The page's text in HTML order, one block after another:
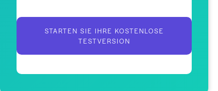
STARTEN SIE IHRE KOSTENLOSE
TESTVERSION